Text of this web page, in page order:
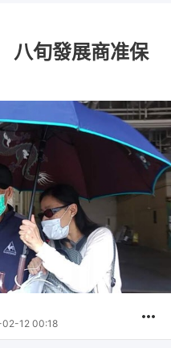
八旬發展商准保
12 00:18